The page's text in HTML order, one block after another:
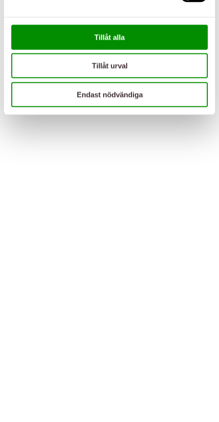
Tillåt alla
Tillåt urval
Endast nödvändiga